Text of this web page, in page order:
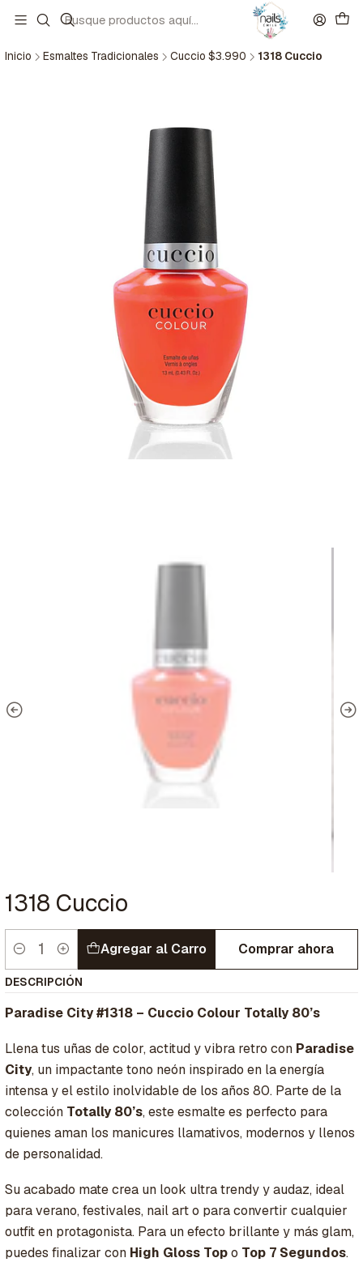
Inicio Esmaltes Tradicionales Cuccio $3.990 1318 Cuccio
1318 Cuccio
Cantidad
Agregar al Carro Comprar ahora
DESCRIPCIÓN
Paradise City #1318 – Cuccio Colour Totally 80’s
Llena tus uñas de color, actitud y vibra retro con Paradise
City, un impactante tono neón inspirado en la energía
intensa y el estilo inolvidable de los años 80. Parte de la
colección Totally 80’s, este esmalte es perfecto para
quienes aman los manicures llamativos, modernos y llenos
de personalidad.
Su acabado mate crea un look ultra trendy y audaz, ideal
para verano, festivales, nail art o para convertir cualquier
outfit en protagonista. Para un efecto brillante y más glam,
puedes finalizar con High Gloss Topo Top 7 Segundos.